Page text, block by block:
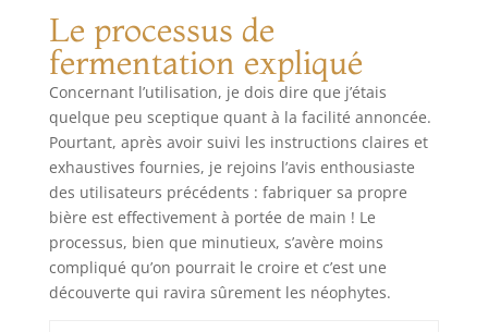
courants tout en
utilisant des
ingrédients de
haute qualité.
CARACTÉRISTIQUES:
Avec cet extrait de
malt, vous pouvez
produire jusqu'à 5
litres de bière
artisanale, et vous
trouverez
également sa
levure spécifique
incluse. De plus,
Le processus de
fermentation expliqué
Concernant l’utilisation, je dois dire que j’étais
quelque peu sceptique quant à la facilité annoncée.
Pourtant, après avoir suivi les instructions claires et
exhaustives fournies, je rejoins l’avis enthousiaste
des utilisateurs précédents : fabriquer sa propre
bière est effectivement à portée de main ! Le
processus, bien que minutieux, s’avère moins
compliqué qu’on pourrait le croire et c’est une
découverte qui ravira sûrement les néophytes.